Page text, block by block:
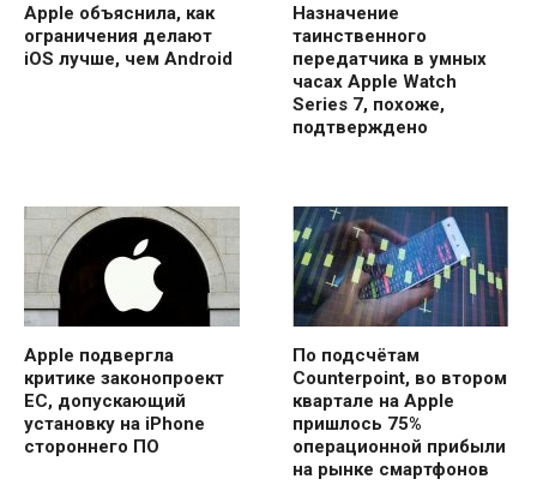
Apple объяснила, как
ограничения делают
iOS лучше, чем Android
Назначение
таинственного
передатчика в умных
часах Apple Watch
Series 7, похоже,
подтверждено
Apple подвергла
критике законопроект
ЕС, допускающий
установку на iPhone
стороннего ПО
По подсчётам
Counterpoint, во втором
квартале на Apple
пришлось 75%
операционной прибыли
на рынке смартфонов